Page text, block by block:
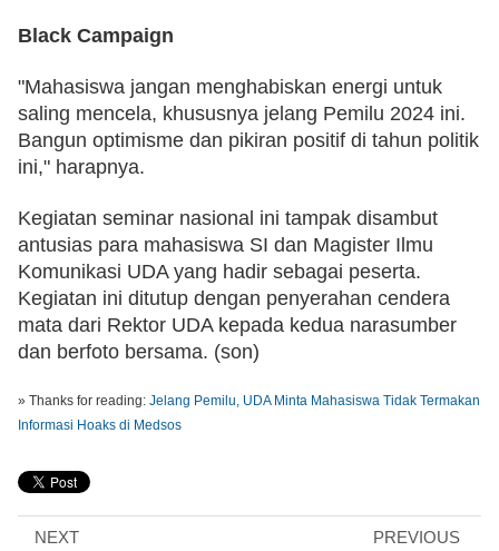
Black Campaign
"Mahasiswa jangan menghabiskan energi untuk
saling mencela, khususnya jelang Pemilu 2024 ini.
Bangun optimisme dan pikiran positif di tahun politik
ini," harapnya.
Kegiatan seminar nasional ini tampak disambut
antusias para mahasiswa SI dan Magister Ilmu
Komunikasi UDA yang hadir sebagai peserta.
Kegiatan ini ditutup dengan penyerahan cendera
mata dari Rektor UDA kepada kedua narasumber
dan berfoto bersama. (son)
» Thanks for reading: Jelang Pemilu, UDA Minta Mahasiswa Tidak Termakan
Informasi Hoaks di Medsos
NEXT PREVIOUS